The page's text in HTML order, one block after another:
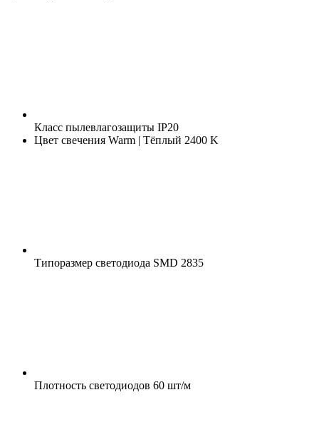
Класс пылевлагозащиты IP20
Цвет свечения Warm | Тёплый 2400 K
Типоразмер светодиода SMD 2835
Плотность светодиодов 60 шт/м